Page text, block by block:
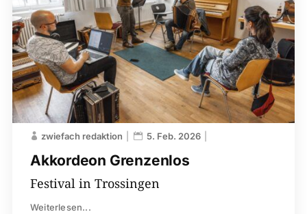
Akkordeon Grenzenlos
zwiefach redaktion 5. Feb. 2026
Festival in Trossingen
Weiterlesen...